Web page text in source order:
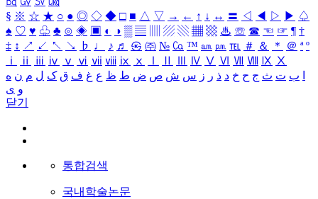
§ ※ ☆ ★ ○ ● ◎ ◇ ◆ □ ■ △ ▽ → ← ↑ ↓ ↔ 〓 ◁ ◀ ▷ ▶ ♤
♠ ♡ ♥ ♧ ♣ ⊙ ◈ ▣ ◐ ◑ ▒ ▤ ▨ ▧ ▦ ▩ ♨ ☏ ☎ ☜ ☞ ¶ †
‡ ↕ ↗ ↙ ↖ ↘ ♭ ♩ ♪ ♬ ㉿ ㈜ № ㏇ ™ ㏂ ㏘ ℡ ＃ ＆ ＊ ＠ ª º
ⅰ
ⅱ ⅲ ⅳ ⅴ ⅵ ⅶ ⅷ ⅸ ⅹ Ⅳ Ⅴ Ⅵ Ⅶ Ⅷ Ⅸ Ⅹ
ب ت ث ج ح خ د ذ ر ز س ش ص ض ط ظ ع غ ف ق ک ل م ن ه
و ی
닫기
통합검색
국내학술논문